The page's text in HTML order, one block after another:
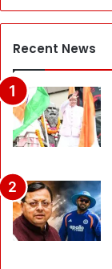
Recent News